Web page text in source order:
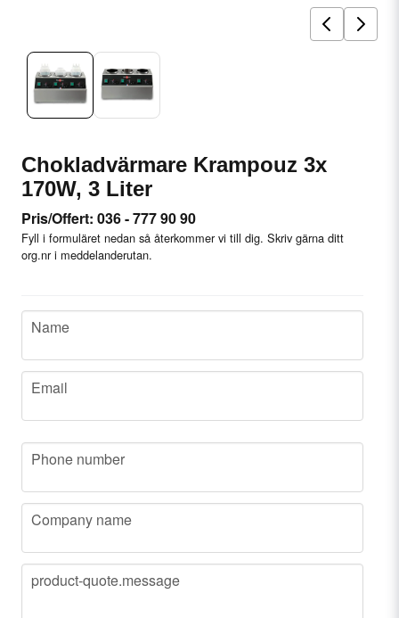
Chokladvärmare Krampouz 3x
170W, 3 Liter
Pris/Offert: 036 - 777 90 90
Fyll i formuläret nedan så återkommer vi till dig. Skriv gärna ditt
org.nr i meddelanderutan.
name
Name
email
Email
phone
Phone number
company
Company name
message
product-quote.message